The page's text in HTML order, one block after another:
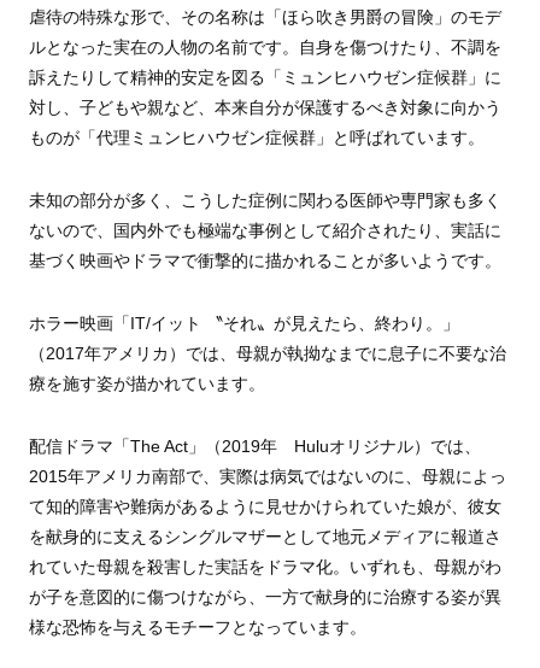
虐待の特殊な形で、その名称は「ほら吹き男爵の冒険」のモデ
ルとなった実在の人物の名前です。自身を傷つけたり、不調を
訴えたりして精神的安定を図る「ミュンヒハウゼン症候群」に
対し、子どもや親など、本来自分が保護するべき対象に向かう
ものが「代理ミュンヒハウゼン症候群」と呼ばれています。
未知の部分が多く、こうした症例に関わる医師や専門家も多く
ないので、国内外でも極端な事例として紹介されたり、実話に
基づく映画やドラマで衝撃的に描かれることが多いようです。
ホラー映画「IT/イット 〝それ〟が見えたら、終わり。」
（2017年アメリカ）では、母親が執拗なまでに息子に不要な治
療を施す姿が描かれています。
配信ドラマ「The Act」（2019年 Huluオリジナル）では、
2015年アメリカ南部で、実際は病気ではないのに、母親によっ
て知的障害や難病があるように見せかけられていた娘が、彼女
を献身的に支えるシングルマザーとして地元メディアに報道さ
れていた母親を殺害した実話をドラマ化。いずれも、母親がわ
が子を意図的に傷つけながら、一方で献身的に治療する姿が異
様な恐怖を与えるモチーフとなっています。